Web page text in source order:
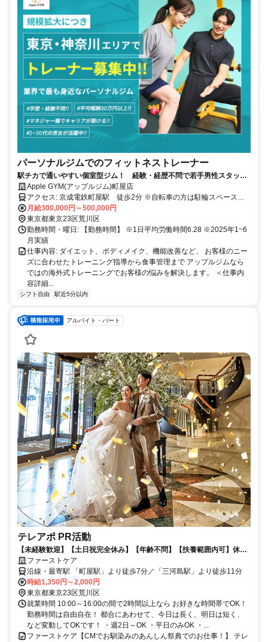
パーソナルジムでのフィットネストレーナー
駅チカで通いやすい個室型ジム！ 経験・経歴不問で若手男性スタッフ
活躍中！「平均報酬30万円以上」「※2025年4月実績」
Apple GYM(アップルジム)町屋店
アクセス: 京成電鉄町屋駅 徒歩2分 ※自転車の方は駐輪スペースが
ございますので事前に担当スタッフまでお尋ねください
月給300,000円～500,000円
東京都東京23区荒川区
勤務時間・曜日: 【勤務時間】 ※1日平均労働時間6.28 ※2025年1~6
月実績
仕事内容: ダイエット、ボディメイク、機能改善など、 お客様のニー
ズに合わせたトレーニング指導から食事管理まで アップルジムなら
ではの海外式トレーニングでお客様の悩みを解決します。 ＜仕事内
容詳細...
シフト自由 駅近5分以内
アルバイト・パート
テレアポ PR活動
【未経験歓迎】【土日祝完全休み】【年齢不問】【扶養範囲内可】休み
希望100％OK！シフト制ではないので当日休みも問題ありません◎ご自
身の都合で決められる柔軟シフトが魅力◎30代／40代／50代／60代な
ど幅広く活躍中！
ファーストケア
沿線・最寄駅 「町屋駅」より徒歩7分／「三河島駅」より徒歩11分
時給1,350円～2,000円
東京都東京23区荒川区
就業時間 10:00～16:00の間で2時間以上なら お好きな時間帯でOK！
勤務時間は自由自在！ 都合にあわせて、今日は長く、明日は短く、
など変動してOKです！ ・週2日～OK ・平日のみOK ・...
ファーストケア【CMでお馴染みのあんしん祭典でのお仕事！】 テレ